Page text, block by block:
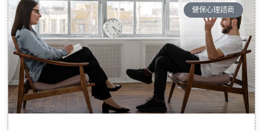
健保心理諮商